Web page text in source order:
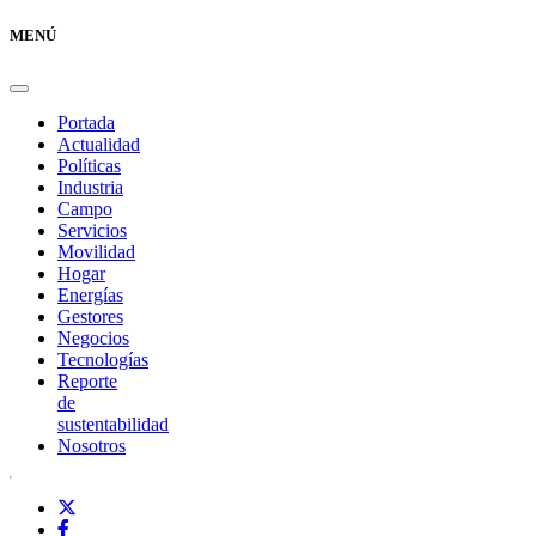
MENÚ
Portada
Actualidad
Políticas
Industria
Campo
Servicios
Movilidad
Hogar
Energías
Gestores
Negocios
Tecnologías
Reporte
de
sustentabilidad
Nosotros